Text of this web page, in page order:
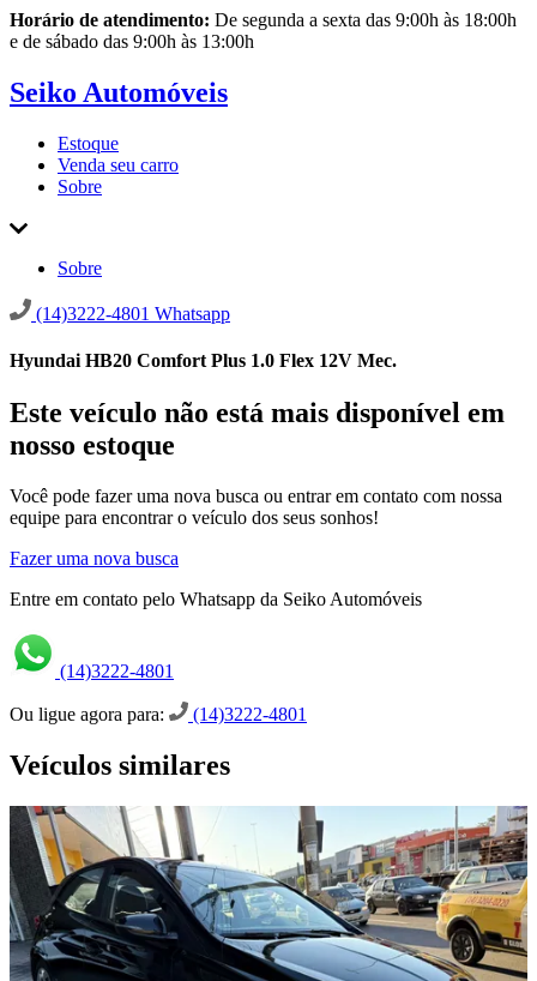
Horário de atendimento: De segunda a sexta das 9:00h às 18:00h
e de sábado das 9:00h às 13:00h
Seiko Automóveis
Estoque
Venda seu carro
Sobre
Sobre
(14)3222-4801 Whatsapp
Hyundai HB20 Comfort Plus 1.0 Flex 12V Mec.
Este veículo não está mais disponível em
nosso estoque
Você pode fazer uma nova busca ou entrar em contato com nossa
equipe para encontrar o veículo dos seus sonhos!
Fazer uma nova busca
Entre em contato pelo Whatsapp da Seiko Automóveis
(14)3222-4801
Ou ligue agora para: (14)3222-4801
Veículos similares